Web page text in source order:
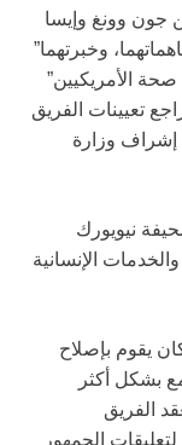
جون وونغ وإيسا
وخبرتهما”
الأمريكيين”
تعيينات الفريق
إشراف وزارة
نيويورك
الإنسانية
يقوم بإصلاح
بشكل أكثر
الفريق
الجمهور